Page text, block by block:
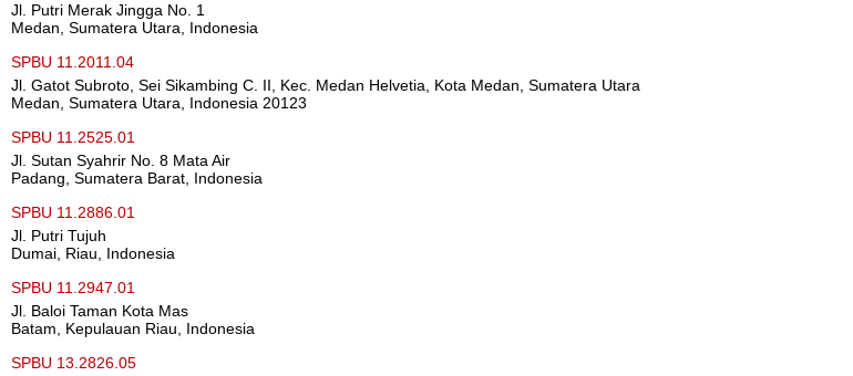
Jl. Putri Merak Jingga No. 1
Medan, Sumatera Utara, Indonesia
SPBU 11.2011.04
Jl. Gatot Subroto, Sei Sikambing C. II, Kec. Medan Helvetia, Kota Medan, Sumatera Utara
Medan, Sumatera Utara, Indonesia 20123
SPBU 11.2525.01
Jl. Sutan Syahrir No. 8 Mata Air
Padang, Sumatera Barat, Indonesia
SPBU 11.2886.01
Jl. Putri Tujuh
Dumai, Riau, Indonesia
SPBU 11.2947.01
Jl. Baloi Taman Kota Mas
Batam, Kepulauan Riau, Indonesia
SPBU 13.2826.05